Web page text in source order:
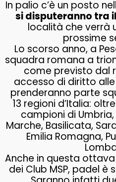
In palio c’è un posto
si disputeranno tra
località che verrà
prossime
Lo scorso anno, a
squadra romana a
come previsto dal
accesso di diritto
prenderanno parte
13 regioni d’Italia:
campioni di
Marche, Basilicata,
Emilia Romagna,
Anche in questa
dei Club MSP, padel è